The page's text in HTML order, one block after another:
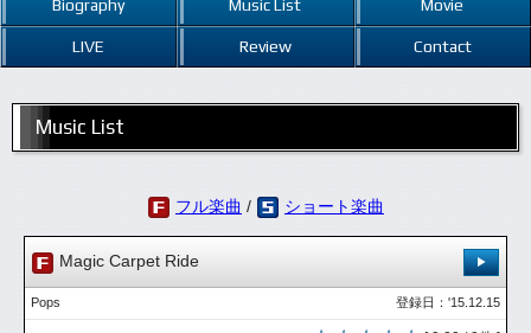
Biography Music List Movie
LIVE Review Contact
Music List
フル楽曲 / ショート楽曲
Magic Carpet Ride
登録日：'15.12.15
Pops